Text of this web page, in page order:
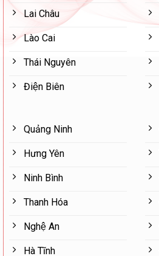
Lai Châu
Lào Cai
Thái Nguyên
Điện Biên
Quảng Ninh
Hưng Yên
Ninh Bình
Thanh Hóa
Nghệ An
Hà Tĩnh